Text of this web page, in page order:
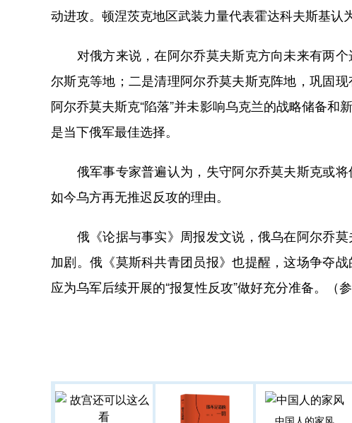
动进攻。顿涅茨克地区武装力量代表霍达科夫斯基认
对俄方来说，在阿尔乔莫夫斯克方向未来有两个
尔斯克等地；二是清理阿尔乔莫夫斯克阵地，巩固
阿尔乔莫夫斯克“陷落”并未影响乌克兰的战略储备
是当下俄军最佳选择。
俄军事专家普遍认为，失守阿尔乔莫夫斯克或将
如今乌方再无推迟反攻的理由。
俄《论据与事实》周报发文说，俄乌在阿尔乔莫
加剧。俄《莫斯科共青团员报》也提醒，这场争夺
应为乌军后续开展的“报复性反攻”做好充分准备。（
中国人的家风